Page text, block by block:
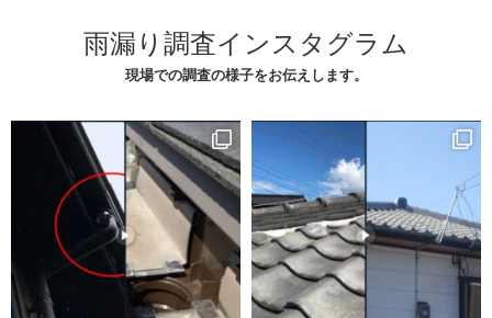
雨漏り調査インスタグラム
現場での調査の様子をお伝えします。